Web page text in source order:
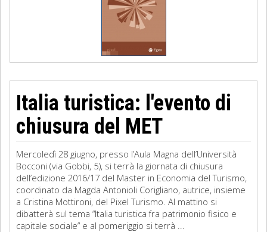
Italia turistica: l'evento di
chiusura del MET
Mercoledì 28 giugno, presso l’Aula Magna dell’Università
Bocconi (via Gobbi, 5), si terrà la giornata di chiusura
dell’edizione 2016/17 del Master in Economia del Turismo,
coordinato da Magda Antonioli Corigliano, autrice, insieme
a Cristina Mottironi, del Pixel Turismo. Al mattino si
dibatterà sul tema “Italia turistica fra patrimonio fisico e
capitale sociale” e al pomeriggio si terrà ...